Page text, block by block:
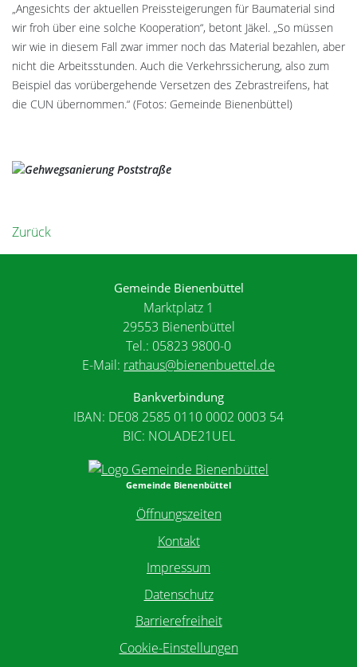
„Angesichts der aktuellen Preissteigerungen für Baumaterial sind
wir froh über eine solche Kooperation“, betont Jäkel. „So müssen
wir wie in diesem Fall zwar immer noch das Material bezahlen, aber
nicht die Arbeitsstunden. Auch die Verkehrssicherung, also zum
Beispiel das vorübergehende Versetzen des Zebrastreifens, hat
die CUN übernommen.“ (Fotos: Gemeinde Bienenbüttel)
Zurück
Gemeinde Bienenbüttel
Marktplatz 1
29553 Bienenbüttel
Tel.: 05823 9800-0
E-Mail: rathaus@bienenbuettel.de
Bankverbindung
IBAN: DE08 2585 0110 0002 0003 54
BIC: NOLADE21UEL
Gemeinde Bienenbüttel
Öffnungszeiten
Kontakt
Impressum
Datenschutz
Barrierefreiheit
Cookie-Einstellungen